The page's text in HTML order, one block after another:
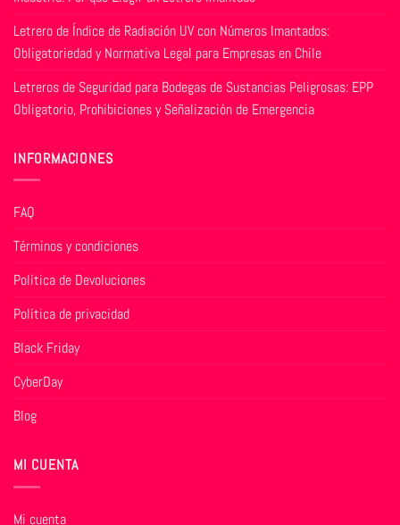
Letrero de Índice de Radiación UV con Números Imantados:
Obligatoriedad y Normativa Legal para Empresas en Chile
Letreros de Seguridad para Bodegas de Sustancias Peligrosas: EPP
Obligatorio, Prohibiciones y Señalización de Emergencia
INFORMACIONES
FAQ
Términos y condiciones
Política de Devoluciones
Política de privacidad
Black Friday
CyberDay
Blog
MI CUENTA
Mi cuenta